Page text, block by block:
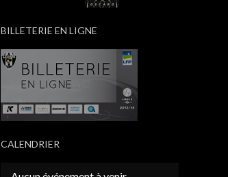
BILLETERIE EN LIGNE
CALENDRIER